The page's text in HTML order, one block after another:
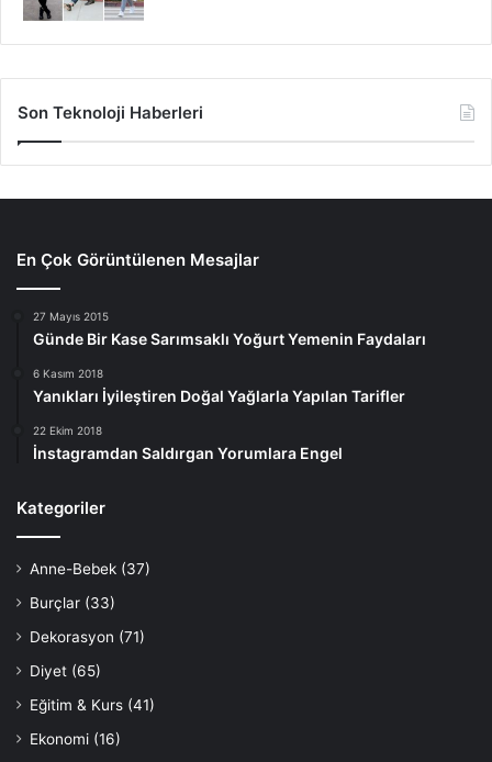
Son Teknoloji Haberleri
En Çok Görüntülenen Mesajlar
27 Mayıs 2015
Günde Bir Kase Sarımsaklı Yoğurt Yemenin Faydaları
6 Kasım 2018
Yanıkları İyileştiren Doğal Yağlarla Yapılan Tarifler
22 Ekim 2018
İnstagramdan Saldırgan Yorumlara Engel
Kategoriler
Anne-Bebek (37)
Burçlar (33)
Dekorasyon (71)
Diyet (65)
Eğitim & Kurs (41)
Ekonomi (16)